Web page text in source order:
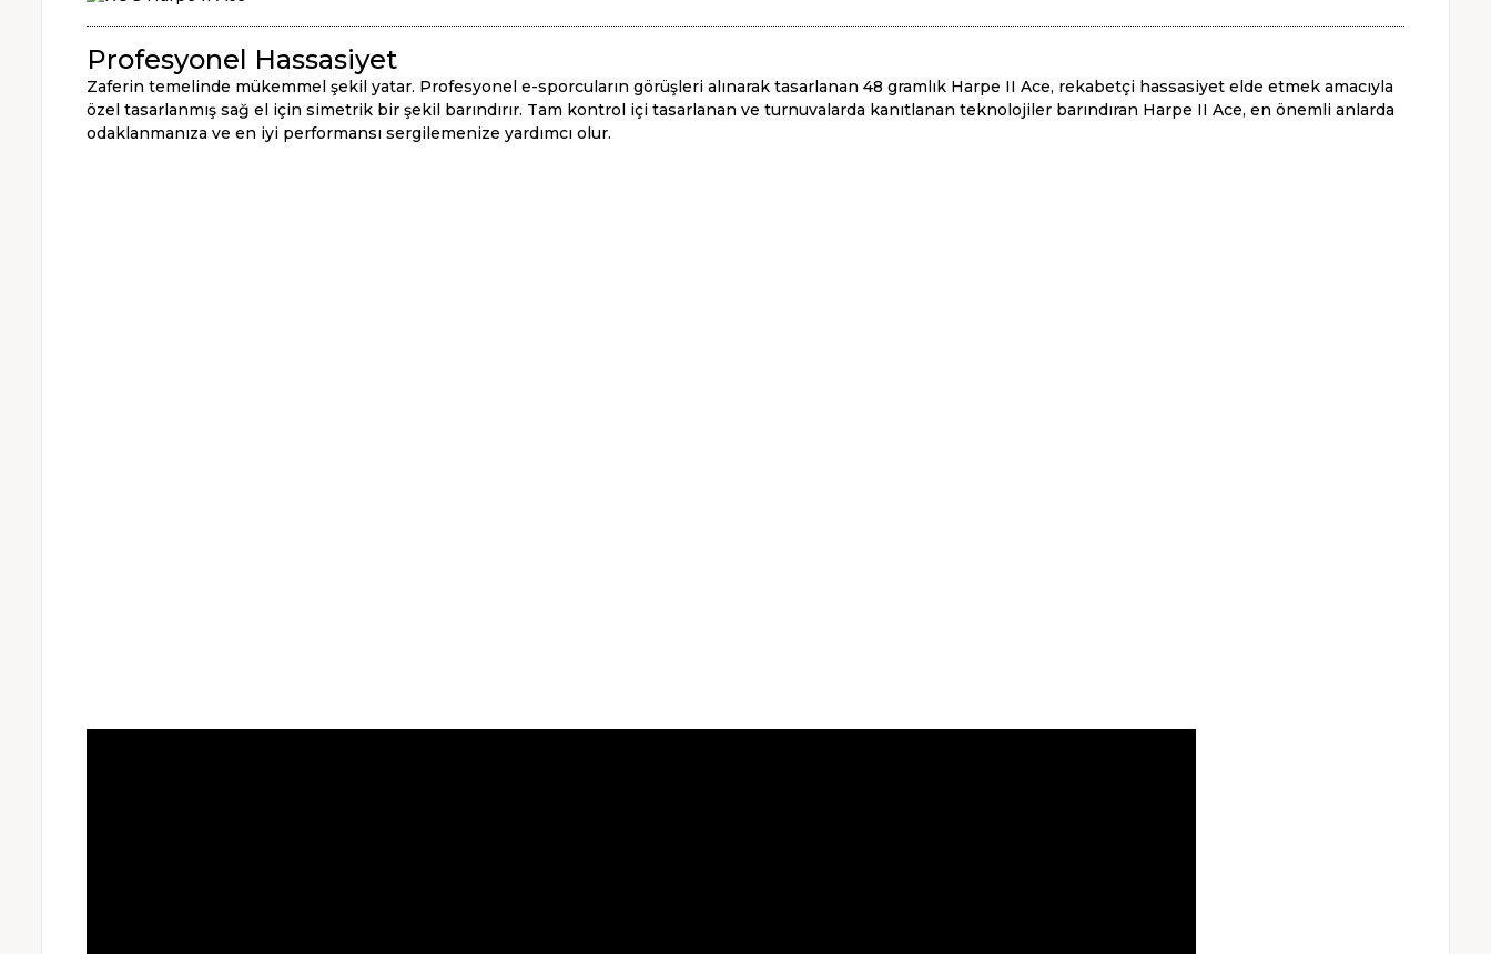
Profesyonel Hassasiyet
Zaferin temelinde mükemmel şekil yatar. Profesyonel e-sporcuların görüşleri alınarak tasarlanan 48 gramlık Harpe II Ace, rekabetçi hassasiyet elde etmek amacıyla
özel tasarlanmış sağ el için simetrik bir şekil barındırır. Tam kontrol içi tasarlanan ve turnuvalarda kanıtlanan teknolojiler barındıran Harpe II Ace, en önemli anlarda
odaklanmanıza ve en iyi performansı sergilemenize yardımcı olur.